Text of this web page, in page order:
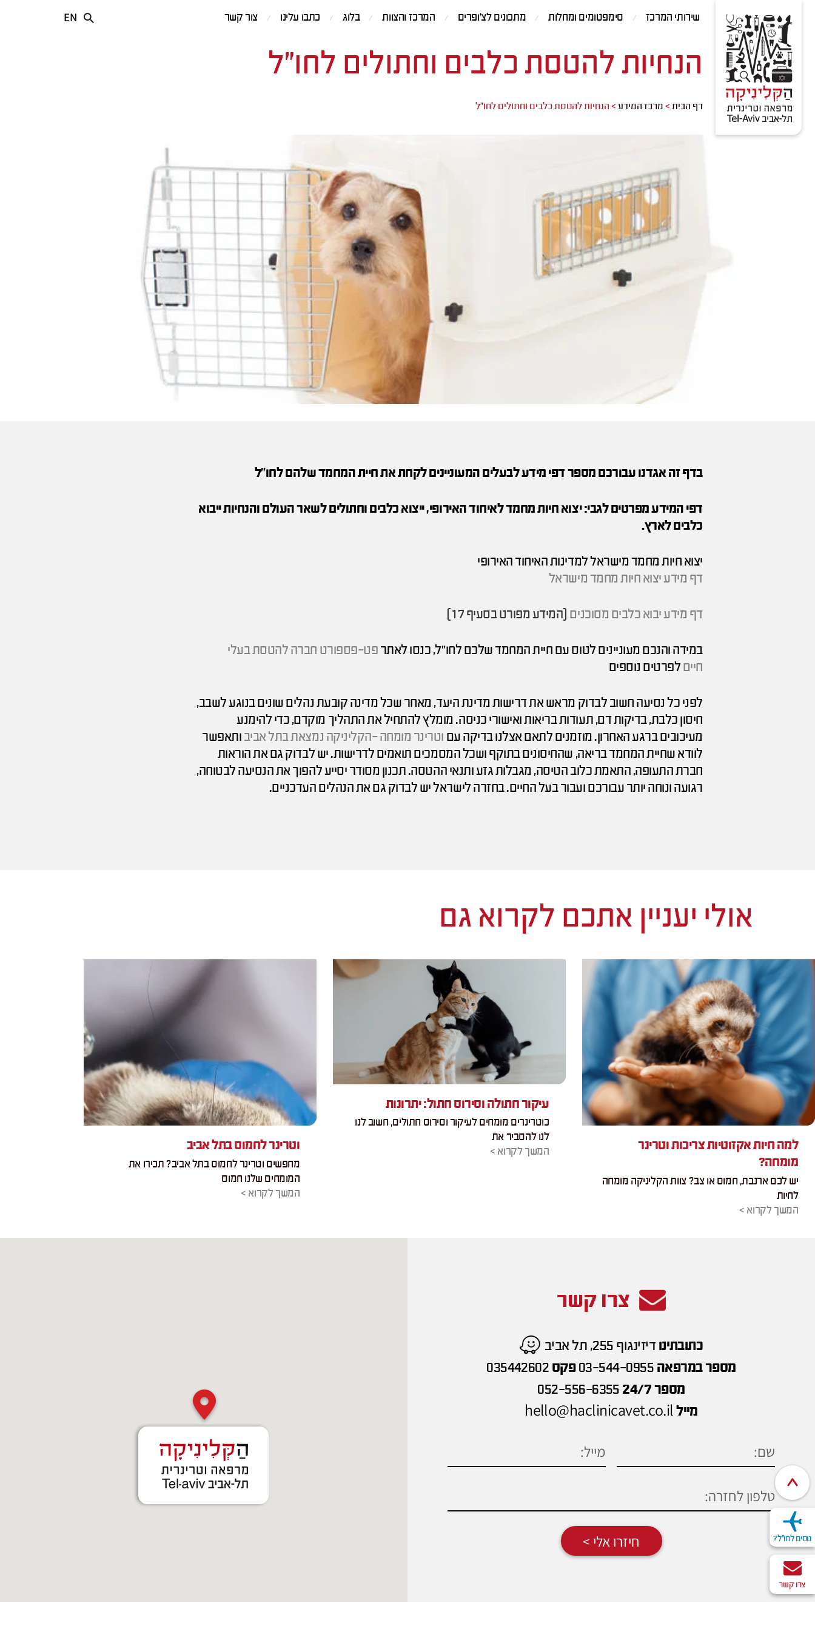
Content
EN שירותי המרכז סימפטומים ומחלות מתכונים לצ'ופרים המרכז והצוות בלוג כתבו עלינו צור קשר
הנחיות להטסת כלבים וחתולים לחו"ל
דף הבית > מרכז המידע > הנחיות להטסת כלבים וחתולים לחו"ל
בדף זה אגדנו עבורכם מספר דפי מידע לבעלים המעוניינים לקחת את חיית המחמד שלהם לחו"ל
דפי המידע מפרטים לגבי: יצוא חיות מחמד לאיחוד האירופי, ייצוא כלבים וחתולים לשאר העולם והנחיות ייבוא
כלבים לארץ.
יצוא חיות מחמד מישראל למדינות האיחוד האירופי
דף מידע יצוא חיות מחמד מישראל
דף מידע יבוא כלבים מסוכנים (המידע מפורט בסעיף 17)
במידה והנכם מעוניינים לטוס עם חיית המחמד שלכם לחו"ל, כנסו לאתר פט-פספורט חברה להטסת בעלי
חיים לפרטים נוספים
לפני כל נסיעה חשוב לבדוק מראש את דרישות מדינת היעד, מאחר שכל מדינה קובעת נהלים שונים בנוגע לשבב,
חיסון כלבת, בדיקות דם, תעודות בריאות ואישורי כניסה. מומלץ להתחיל את התהליך מוקדם, כדי להימנע
מעיכובים ברגע האחרון. מוזמנים לתאם אצלנו בדיקה עם וטרינר מומחה -הקליניקה נמצאת בתל אביב ותאפשר
לוודא שחיית המחמד בריאה, שהחיסונים בתוקף ושכל המסמכים תואמים לדרישות. יש לבדוק גם את הוראות
חברת התעופה, התאמת כלוב הטיסה, מגבלות גזע ותנאי ההטסה. תכנון מסודר יסייע להפוך את הנסיעה לבטוחה,
רגועה ונוחה יותר עבורכם ועבור בעל החיים. בחזרה לישראל יש לבדוק גם את הנהלים העדכניים.
אולי יעניין אתכם לקרוא גם
למה חיות אקזוטיות צריכות וטרינר
מומחה?
יש לכם ארנבת, חמוס או צב? צוות הקליניקה מומחה
לחיות
המשך לקרוא >
עיקור חתולה וסירוס חתול: יתרונות
כוטרינרים מומחים לעיקור וסירוס חתולים, חשוב לנו
לנו להסביר את
המשך לקרוא >
וטרינר לחמוס בתל אביב
מחפשים וטרינר לחמוס בתל אביב? תכירו את
המומחים שלנו חמוס
המשך לקרוא >
צרו קשר
כתובתינו דיזינגוף 255, תל אביב
מספר במרפאה 03-544-0955 פקס 035442602
מספר 24/7
052-556-6355
מיילhello@haclinicavet.co.il
חיזרו אלי > טסים לחו"ל?
צרו קשר